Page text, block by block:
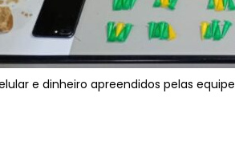
e dinheiro apreendidos pelas